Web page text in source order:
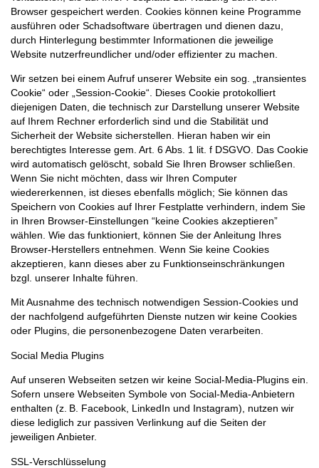
Browser gespeichert werden. Cookies können keine Programme
ausführen oder Schadsoftware übertragen und dienen dazu,
durch Hinterlegung bestimmter Informationen die jeweilige
Website nutzerfreundlicher und/oder effizienter zu machen.
Wir setzen bei einem Aufruf unserer Website ein sog. „transientes
Cookie“ oder „Session-Cookie“. Dieses Cookie protokolliert
diejenigen Daten, die technisch zur Darstellung unserer Website
auf Ihrem Rechner erforderlich sind und die Stabilität und
Sicherheit der Website sicherstellen. Hieran haben wir ein
berechtigtes Interesse gem. Art. 6 Abs. 1 lit. f DSGVO. Das Cookie
wird automatisch gelöscht, sobald Sie Ihren Browser schließen.
Wenn Sie nicht möchten, dass wir Ihren Computer
wiedererkennen, ist dieses ebenfalls möglich; Sie können das
Speichern von Cookies auf Ihrer Festplatte verhindern, indem Sie
in Ihren Browser-Einstellungen “keine Cookies akzeptieren”
wählen. Wie das funktioniert, können Sie der Anleitung Ihres
Browser-Herstellers entnehmen. Wenn Sie keine Cookies
akzeptieren, kann dieses aber zu Funktionseinschränkungen
bzgl. unserer Inhalte führen.
Mit Ausnahme des technisch notwendigen Session-Cookies und
der nachfolgend aufgeführten Dienste nutzen wir keine Cookies
oder Plugins, die personenbezogene Daten verarbeiten.
Social Media Plugins
Auf unseren Webseiten setzen wir keine Social-Media-Plugins ein.
Sofern unsere Webseiten Symbole von Social-Media-Anbietern
enthalten (z. B. Facebook, LinkedIn und Instagram), nutzen wir
diese lediglich zur passiven Verlinkung auf die Seiten der
jeweiligen Anbieter.
SSL-Verschlüsselung